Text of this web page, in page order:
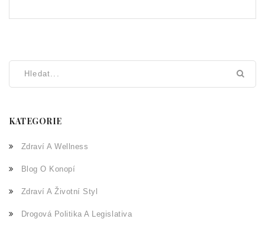
KATEGORIE
Zdraví A Wellness
Blog O Konopí
Zdraví A Životní Styl
Drogová Politika A Legislativa